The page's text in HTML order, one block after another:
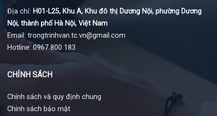
Địa chỉ: H01-L25, Khu A, Khu đô thị Dương Nội, phường Dương
Nội, thành phố Hà Nội, Việt Nam
Email: trongtrinhvan.tc.vn@gmail.com
Hotline: 0967 800 183
CHÍNH SÁCH
Chính sách và quy định chung
Chính sách bảo mật